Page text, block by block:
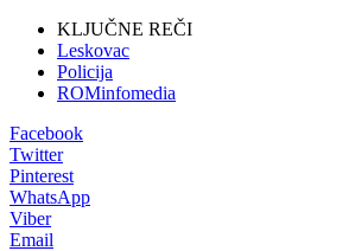
KLJUČNE REČI
Leskovac
Policija
ROMinfomedia
Facebook
Twitter
Pinterest
WhatsApp
Viber
Email